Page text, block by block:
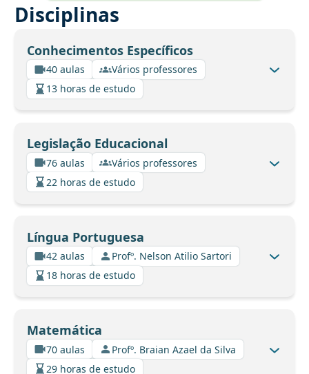
Disciplinas
Conhecimentos Específicos
40 aulas
Vários professores
13 horas de estudo
Legislação Educacional
76 aulas
Vários professores
22 horas de estudo
Língua Portuguesa
42 aulas
Profº. Nelson Atilio Sartori
18 horas de estudo
Matemática
70 aulas
Profº. Braian Azael da Silva
29 horas de estudo